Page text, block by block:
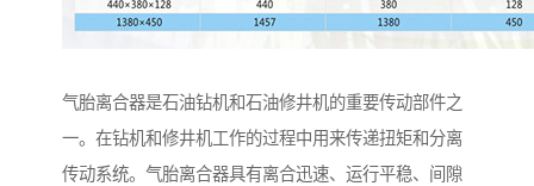
气胎离合器是石油钻机和石油修井机的重要传动部件之
一。在钻机和修井机工作的过程中用来传递扭矩和分离
传动系统。气胎离合器具有离合迅速、运行平稳、间隙